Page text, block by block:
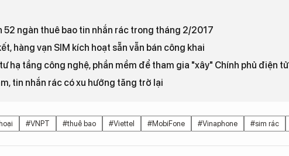
52 ngàn thuê bao tin nhắn rác trong tháng 2/2017
hàng vạn SIM kích hoạt sẵn vẫn bán công khai
hạ tầng công nghệ, phần mềm để tham gia "xây" Chính phủ điện tử
tin nhắn rác có xu hướng tăng trở lại
#VNPT #thuê bao #Viettel #MobiFone #Vinaphone #sim rác